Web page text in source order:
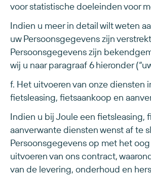
voor statistische doeleinden voor
Indien u meer in detail wilt weten
uw Persoonsgegevens zijn
Persoonsgegevens zijn
wij u naar paragraaf 6 hieronder
f. Het uitvoeren van onze diensten
fietsleasing, fietsaankoop en
Indien u bij Joule een fietsleasing,
aanverwante diensten wenst af te
Persoonsgegevens op met het
uitvoeren van ons contract,
van de levering, onderhoud en